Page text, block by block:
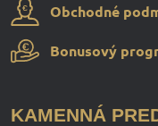
Obchodné
Bonusový
KAMENNÁ